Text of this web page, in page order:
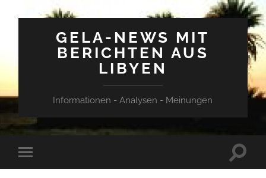
GELA-NEWS MIT
BERICHTEN AUS
LIBYEN
Informationen - Analysen - Meinungen
Mobile-
Menü